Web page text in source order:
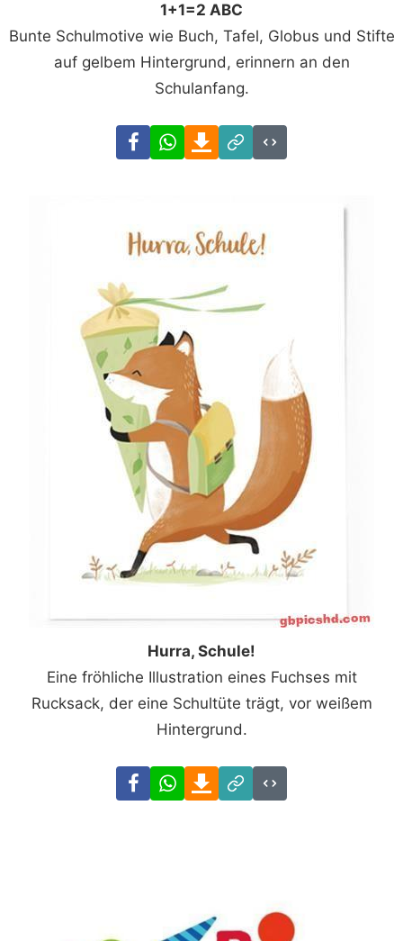
1+1=2 ABC
Bunte Schulmotive wie Buch, Tafel, Globus und Stifte
auf gelbem Hintergrund, erinnern an den
Schulanfang.
FacebookWhatsAppDownload
Link
Code
Hurra, Schule!
Eine fröhliche Illustration eines Fuchses mit
Rucksack, der eine Schultüte trägt, vor weißem
Hintergrund.
FacebookWhatsAppDownload
Link
Code